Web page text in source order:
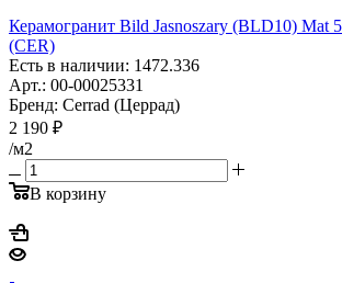
Керамогранит Bild Jasnoszary (BLD10) Mat
(CER)
Есть в наличии: 1472.336
Арт.: 00-00025331
Бренд: Cerrad (Церрад)
2 190 ₽
/м2
В корзину